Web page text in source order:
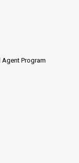
Agent Program